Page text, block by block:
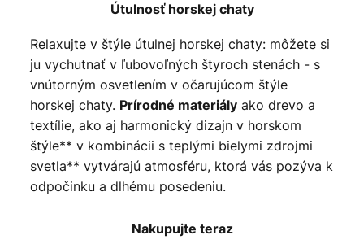
Útulnosť horskej chaty
Relaxujte v štýle útulnej horskej chaty: môžete si
ju vychutnať v ľubovoľných štyroch stenách - s
vnútorným osvetlením v očarujúcom štýle
horskej chaty. Prírodné materiályako drevo a
textílie, ako aj harmonický dizajn v horskom
štýle** v kombinácii s teplými bielymi zdrojmi
svetla** vytvárajú atmosféru, ktorá vás pozýva k
odpočinku a dlhému posedeniu.
Nakupujte teraz